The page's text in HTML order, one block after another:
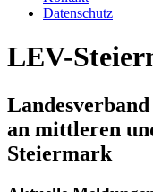
Datenschutz
LEV-
an mittleren
Steiermark